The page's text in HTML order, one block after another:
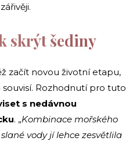
skrýt šediny
začít novou životní etapu,
Rozhodnutí pro tuto
s nedávnou
. „Kombinace mořského
vody jí lehce zesvětlila